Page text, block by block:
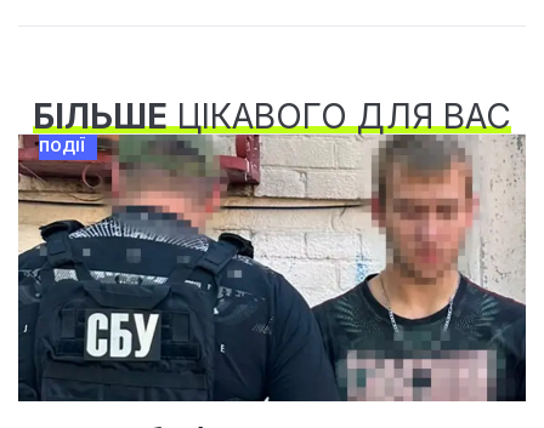
БІЛЬШЕЦІКАВОГО ДЛЯ ВАС
ПОДІЇ